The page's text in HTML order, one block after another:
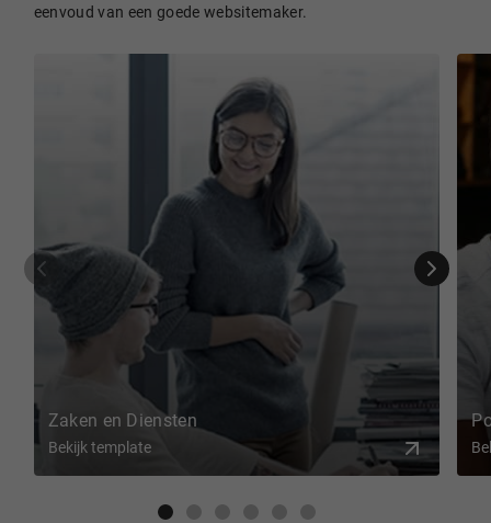
eenvoud van een goede websitemaker.
Zaken en Diensten
Bekijk template